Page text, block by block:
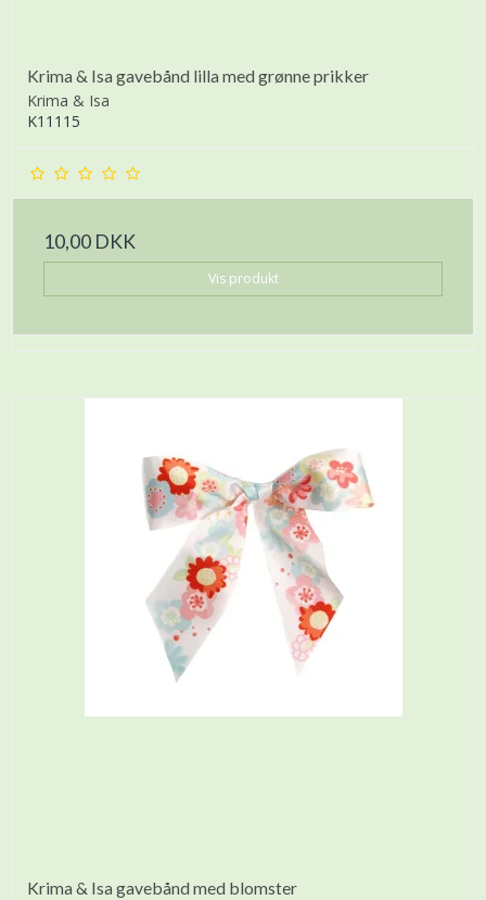
Krima & Isa gavebånd lilla med grønne prikker
Krima & Isa
K11115
10,00 DKK
Vis produkt
Krima & Isa gavebånd med blomster